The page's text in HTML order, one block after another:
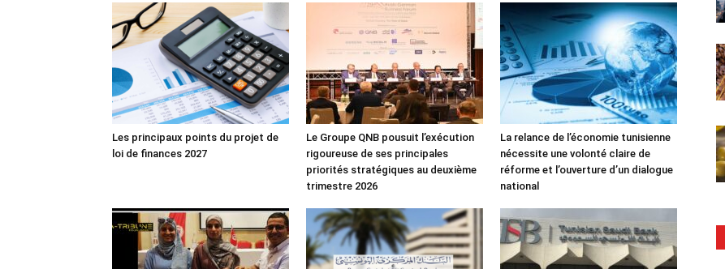
Les principaux points du projet de
loi de finances 2027
Le Groupe QNB pousuit l’exécution
rigoureuse de ses principales
priorités stratégiques au deuxième
trimestre 2026
La relance de l’économie tunisienne
nécessite une volonté claire de
réforme et l’ouverture d’un dialogue
national